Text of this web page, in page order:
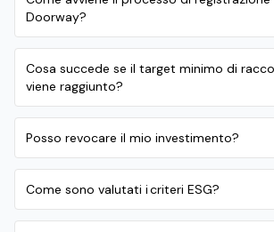
Doorway?
Cosa succede se il target minimo di
viene raggiunto?
Posso revocare il mio investimento?
Come sono valutati i criteri ESG?